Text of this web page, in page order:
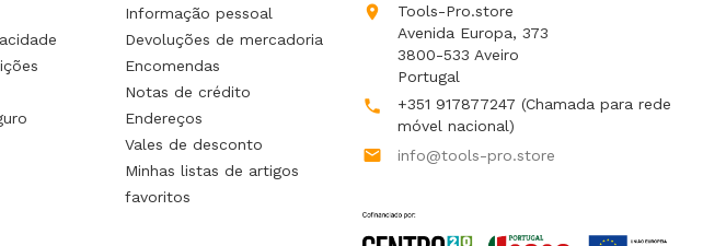
Informação pessoal
Devoluções de mercadoria
Encomendas
Notas de crédito
Endereços
Vales de desconto
Minhas listas de artigos
favoritos

Tools-Pro.store
Avenida Europa, 373
3800-533 Aveiro
Portugal
 +351 917877247 (Chamada para rede
móvel nacional)
 info@tools-pro.store